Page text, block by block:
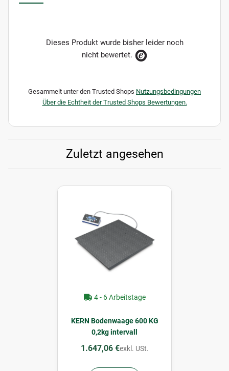
Dieses Produkt wurde bisher leider noch
nicht bewertet.
Gesammelt unter den Trusted Shops Nutzungsbedingungen
Über die Echtheit der Trusted Shops Bewertungen.
Zuletzt angesehen
4 - 6 Arbeitstage
KERN Bodenwaage 600 KG
0,2kg intervall
1.647,06 €exkl. USt.